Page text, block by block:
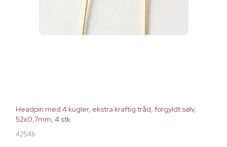
Headpin med 4 kugler, ekstra kraftig tråd, forgyldt sølv,
52x0,7mm, 4 stk
4254b